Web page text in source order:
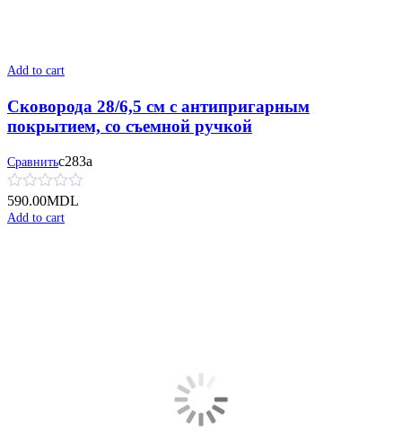
Add to cart
Сковорода 28/6,5 см с антипригарным
покрытием, со съемной ручкой
Сравнитьс283а
590.00MDL
Add to cart